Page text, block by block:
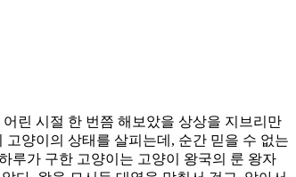
린 시절 한 번쯤 해보았을 상상을 지브리만
양이의 상태를 살피는데, 순간 믿을 수 없는
루가 구한 고양이는 고양이 왕국의 룬 왕자